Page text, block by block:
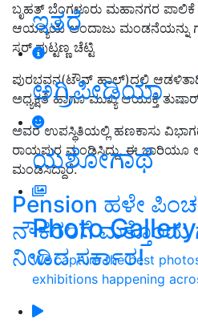
ಇತರೆ
ಅಗ್ರಿಪೀಡಿಯಾ
ಯಶೋಗಾಥೆ
Photo Gallery
We capture the best
exhibitions happening
ಬೃಹತ್ ಬೆಂಗಳೂರು ಮಹಾನಗರ ಪಾಲಿಕೆ
ಆಯವ್ಯಯ ಅಂದಾಜು ಮಂಡನೆಯನ್ನು
ಸರ್.ಪುಟ್ಟಣ್ಣ ಚೆಟ್ಟಿ
ಪುರಭವನ(ಟೌನ್ ಹಾಲ್)ದಲ್ಲಿ
ಅಧ್ಯಕ್ಷತೆ ಹಾಗೂ ಮುಖ್ಯ ಆಯುಕ್ತ
ಅವರ ಉಪಸ್ಥಿತಿಯಲ್ಲಿ ಹಣಕಾಸು
ರಾಯಪುರ ಮಂಡಿಸಿದ್ದು, ಈ
ಮಂಡಿಸಿದ್ದಾರೆ.
Pension ಹಳೇ
ನೌಕರರಿಗೆ ಮತ್ತೊಂದು
ನೀಡಿದ ಸರ್ಕಾರ!